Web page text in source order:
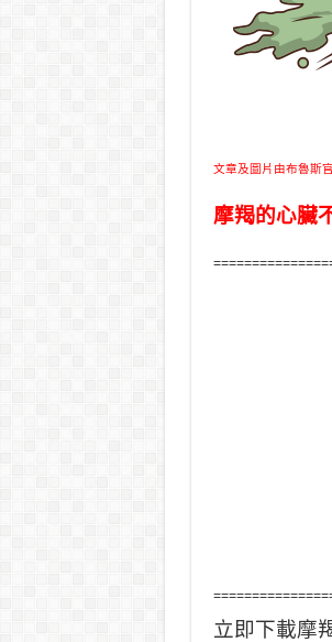
文章及圖片由布魯斯
摩羯的心臟
立即下載摩